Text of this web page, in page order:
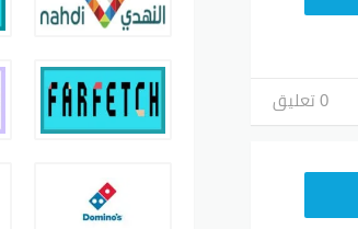
0 تعليق